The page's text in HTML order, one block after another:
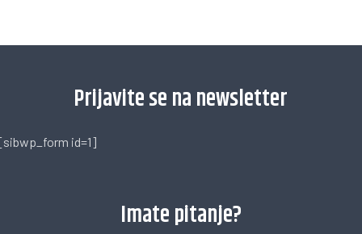
Prijavite se na newsletter
id=1]
Imate pitanje?